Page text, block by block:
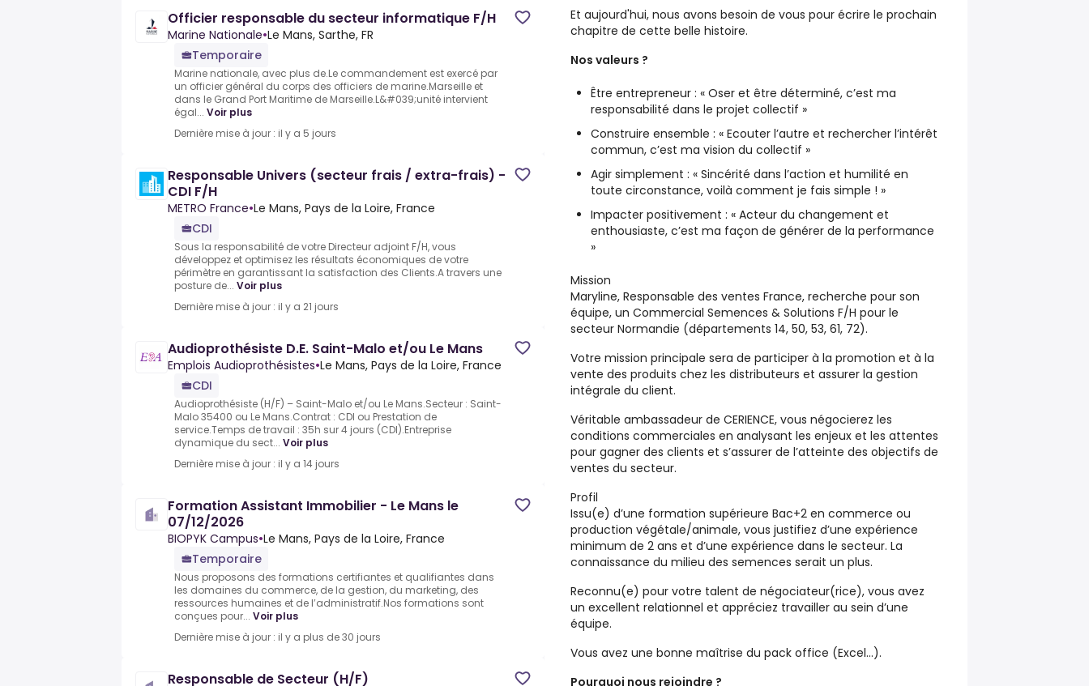
Officier responsable du secteur informatique F/H
Marine Nationale•Le Mans, Sarthe, FR
Temporaire
Marine nationale, avec plus de.Le commandement est exercé par
un officier général du corps des officiers de marine.Marseille et
dans le Grand Port Maritime de Marseille.L&#039;unité intervient
égal... Voir plus
Dernière mise à jour : il y a 5 jours
Responsable Univers (secteur frais / extra-frais) -
CDI F/H
METRO France•Le Mans, Pays de la Loire, France
CDI
Sous la responsabilité de votre Directeur adjoint F/H, vous
développez et optimisez les résultats économiques de votre
périmètre en garantissant la satisfaction des Clients.A travers une
posture de... Voir plus
Dernière mise à jour : il y a 21 jours
Audioprothésiste D.E. Saint-Malo et/ou Le Mans
Emplois Audioprothésistes•Le Mans, Pays de la Loire, France
CDI
Audioprothésiste (H/F) – Saint-Malo et/ou Le Mans.Secteur : Saint-
Malo 35400 ou Le Mans.Contrat : CDI ou Prestation de
service.Temps de travail : 35h sur 4 jours (CDI).Entreprise
dynamique du sect... Voir plus
Dernière mise à jour : il y a 14 jours
Formation Assistant Immobilier - Le Mans le
07/12/2026
BIOPYK Campus•Le Mans, Pays de la Loire, France
Temporaire
Nous proposons des formations certifiantes et qualifiantes dans
les domaines du commerce, de la gestion, du marketing, des
ressources humaines et de l’administratif.Nos formations sont
conçues pour... Voir plus
Dernière mise à jour : il y a plus de 30 jours
Responsable de Secteur (H/F)
Et aujourd'hui, nous avons besoin de vous pour écrire le prochain
chapitre de cette belle histoire.
Nos valeurs ?
Être entrepreneur : « Oser et être déterminé, c’est ma
responsabilité dans le projet collectif »
Construire ensemble : « Ecouter l’autre et rechercher l’intérêt
commun, c’est ma vision du collectif »
Agir simplement : « Sincérité dans l’action et humilité en
toute circonstance, voilà comment je fais simple ! »
Impacter positivement : « Acteur du changement et
enthousiaste, c’est ma façon de générer de la performance
»
Mission
Maryline, Responsable des ventes France, recherche pour son
équipe, un Commercial Semences & Solutions F/H pour le
secteur Normandie (départements 14, 50, 53, 61, 72).
Votre mission principale sera de participer à la promotion et à la
vente des produits chez les distributeurs et assurer la gestion
intégrale du client.
Véritable ambassadeur de CERIENCE, vous négocierez les
conditions commerciales en analysant les enjeux et les attentes
pour gagner des clients et s’assurer de l’atteinte des objectifs de
ventes du secteur.
Profil
Issu(e) d’une formation supérieure Bac+2 en commerce ou
production végétale/animale, vous justifiez d’une expérience
minimum de 2 ans et d’une expérience dans le secteur. La
connaissance du milieu des semences serait un plus.
Reconnu(e) pour votre talent de négociateur(rice), vous avez
un excellent relationnel et appréciez travailler au sein d’une
équipe.
Vous avez une bonne maîtrise du pack office (Excel…).
Pourquoi nous rejoindre ?